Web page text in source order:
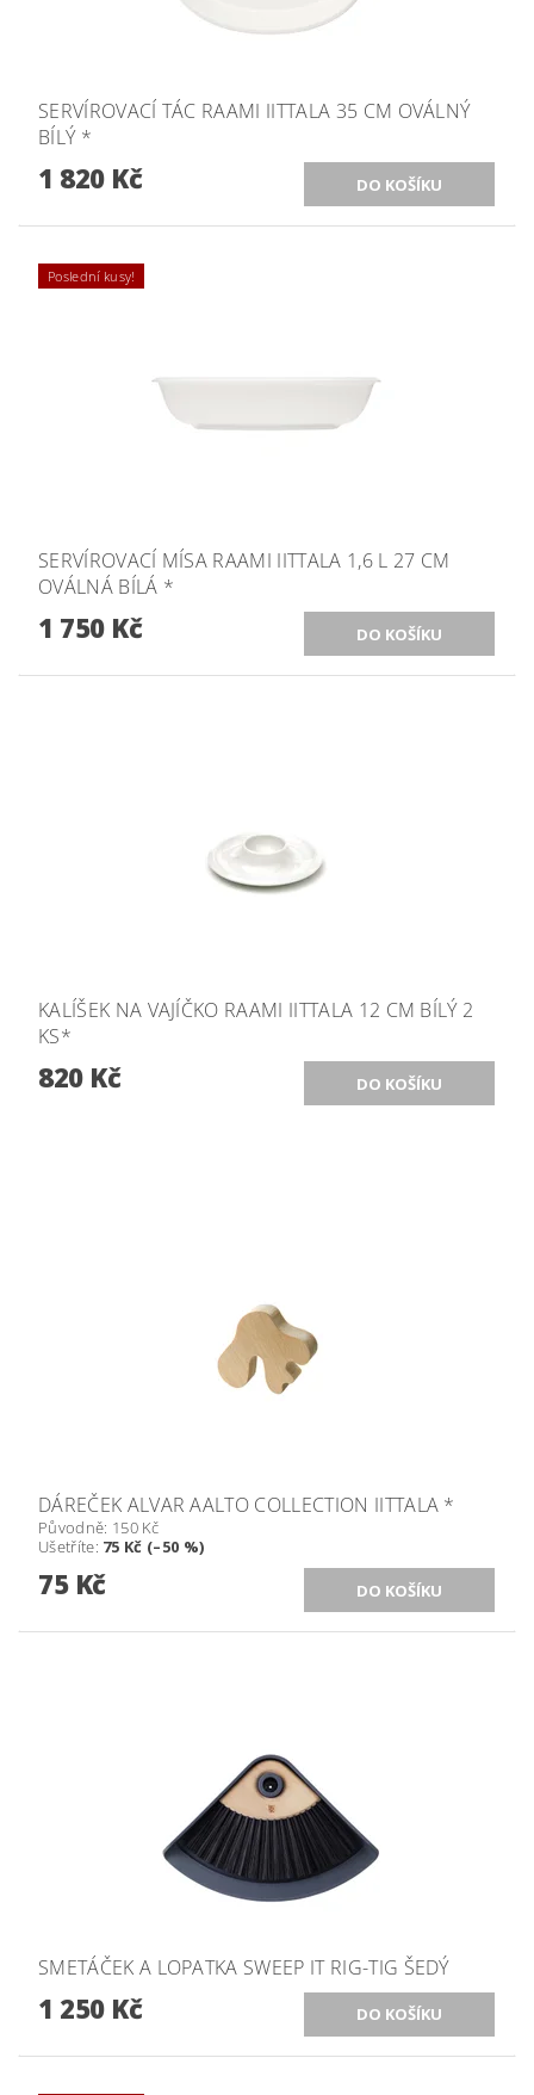
SERVÍROVACÍ TÁC RAAMI IITTALA 35 CM OVÁLNÝ
BÍLÝ *
1 820 Kč
Poslední kusy!
SERVÍROVACÍ MÍSA RAAMI IITTALA 1,6 L 27 CM
OVÁLNÁ BÍLÁ *
1 750 Kč
KALÍŠEK NA VAJÍČKO RAAMI IITTALA 12 CM BÍLÝ 2
KS*
820 Kč
DÁREČEK ALVAR AALTO COLLECTION IITTALA *
Původně: 150 Kč
Ušetříte: 75 Kč (–50 %)
75 Kč
SMETÁČEK A LOPATKA SWEEP IT RIG-TIG ŠEDÝ
1 250 Kč